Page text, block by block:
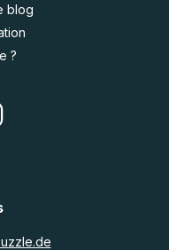
blog
?